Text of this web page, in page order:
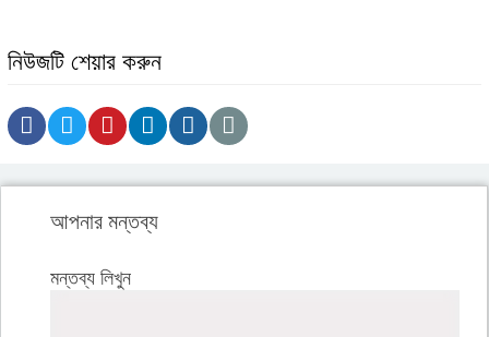
নিউজটি শেয়ার করুন
আপনার মন্তব্য
মন্তব্য লিখুন